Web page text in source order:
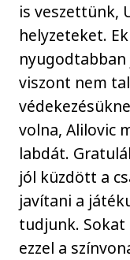
is veszettünk,
helyzeteket.
viszont nem
volna, Alilovic
labdát.
jól küzdött a
javítani a
tudjunk. Sokat
ezzel a